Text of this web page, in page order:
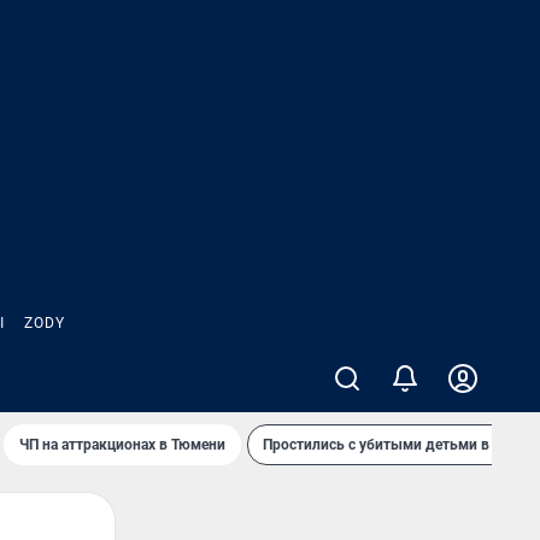
ZODY
ЧП на аттракционах в Тюмени Простились с убитыми детьми в